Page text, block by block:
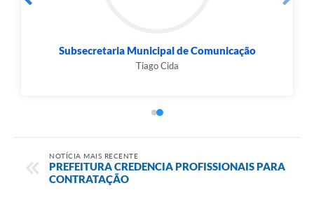
Secretaria de Esportes
Danilo Diniz Andrade
NOTÍCIA MAIS RECENTE
PREFEITURA CREDENCIA PROFISSIONAIS PARA
CONTRATAÇÃO